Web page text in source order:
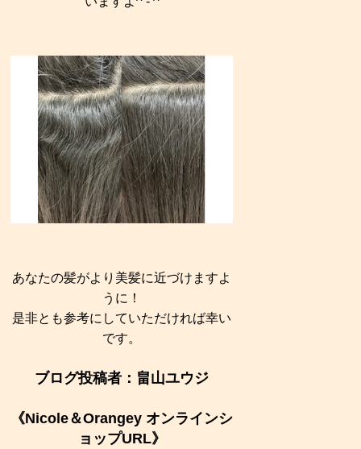
あなたの髪がより美髪に近づけますよ
うに！
是非とも参考にしていただければ幸い
です。
ブログ投稿者：畠山ユウジ
《Nicole＆Orangey オンラインシ
ョップURL》